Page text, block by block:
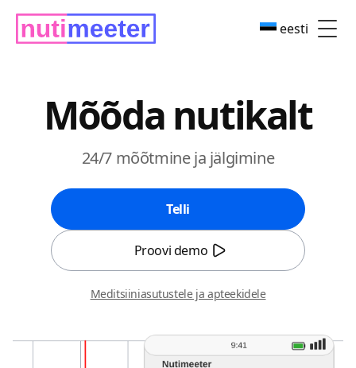
eesti
Mõõda nutikalt
24/7 mõõtmine ja jälgimine
Telli
Proovi demo
Meditsiiniasutustele ja apteekidele